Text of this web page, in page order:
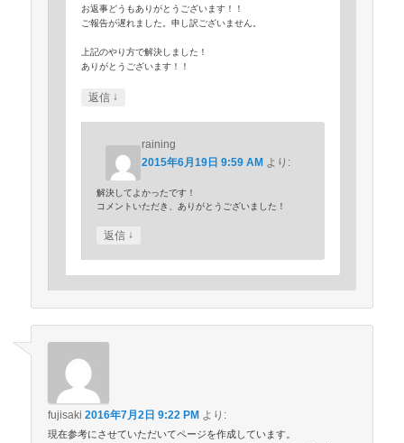
お返事どうもありがとうございます！！
ご報告が遅れました。申し訳ございません。
上記のやり方で解決しました！
ありがとうございます！！
返信 ↓
raining
2015年6月19日 9:59 AM より:
解決してよかったです！
コメントいただき、ありがとうございました！
返信 ↓
fujisaki 2016年7月2日 9:22 PM より:
現在参考にさせていただいてページを作成しています。